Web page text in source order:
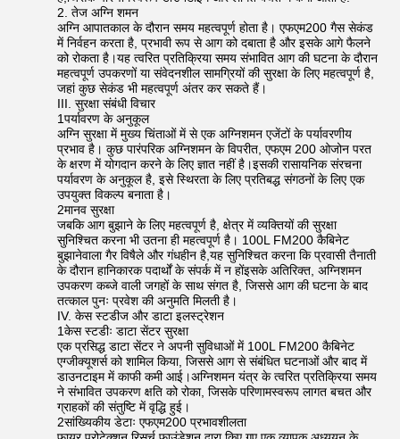
2. तेज अग्नि शमन
अग्नि आपातकाल के दौरान समय महत्वपूर्ण होता है। एफएम200 गैस सेकंड
में निर्वहन करता है, प्रभावी रूप से आग को दबाता है और इसके आगे फैलने
को रोकता है।यह त्वरित प्रतिक्रिया समय संभावित आग की घटना के दौरान
महत्वपूर्ण उपकरणों या संवेदनशील सामग्रियों की सुरक्षा के लिए महत्वपूर्ण है,
जहां कुछ सेकंड भी महत्वपूर्ण अंतर कर सकते हैं।
III. सुरक्षा संबंधी विचार
1पर्यावरण के अनुकूल
अग्नि सुरक्षा में मुख्य चिंताओं में से एक अग्निशमन एजेंटों के पर्यावरणीय
प्रभाव है। कुछ पारंपरिक अग्निशमन के विपरीत, एफएम 200 ओजोन परत
के क्षरण में योगदान करने के लिए ज्ञात नहीं है।इसकी रासायनिक संरचना
पर्यावरण के अनुकूल है, इसे स्थिरता के लिए प्रतिबद्ध संगठनों के लिए एक
उपयुक्त विकल्प बनाता है।
2मानव सुरक्षा
जबकि आग बुझाने के लिए महत्वपूर्ण है, क्षेत्र में व्यक्तियों की सुरक्षा
सुनिश्चित करना भी उतना ही महत्वपूर्ण है। 100L FM200 कैबिनेट
बुझानेवाला गैर विषैले और गंधहीन है,यह सुनिश्चित करना कि प्रवासी तैनाती
के दौरान हानिकारक पदार्थों के संपर्क में न होंइसके अतिरिक्त, अग्निशमन
उपकरण कब्जे वाली जगहों के साथ संगत है, जिससे आग की घटना के बाद
तत्काल पुनः प्रवेश की अनुमति मिलती है।
IV. केस स्टडीज और डाटा इलस्ट्रेशन
1केस स्टडीः डाटा सेंटर सुरक्षा
एक प्रसिद्ध डाटा सेंटर ने अपनी सुविधाओं में 100L FM200 कैबिनेट
एग्जीक्यूशर्स को शामिल किया, जिससे आग से संबंधित घटनाओं और बाद में
डाउनटाइम में काफी कमी आई।अग्निशमन यंत्र के त्वरित प्रतिक्रिया समय
ने संभावित उपकरण क्षति को रोका, जिसके परिणामस्वरूप लागत बचत और
ग्राहकों की संतुष्टि में वृद्धि हुई।
2सांख्यिकीय डेटाः एफएम200 प्रभावशीलता